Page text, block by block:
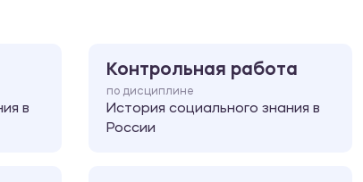
в
Контрольная работа
по дисциплине
История социального знания в
России